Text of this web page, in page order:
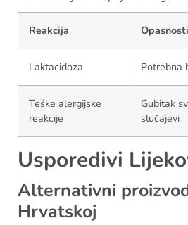
Reakcija Opasnosti
Laktacidoza Potrebna
Teške alergijske
reakcije
Gubitak
slučajevi
Usporedivi
Alternativni
Hrvatskoj